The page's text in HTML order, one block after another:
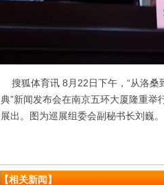
搜狐体育讯 8月22日下午，“从洛桑
典”新闻发布会在南京五环大厦隆重
展出。图为巡展组委会副秘书长刘巍。
【相关新闻】